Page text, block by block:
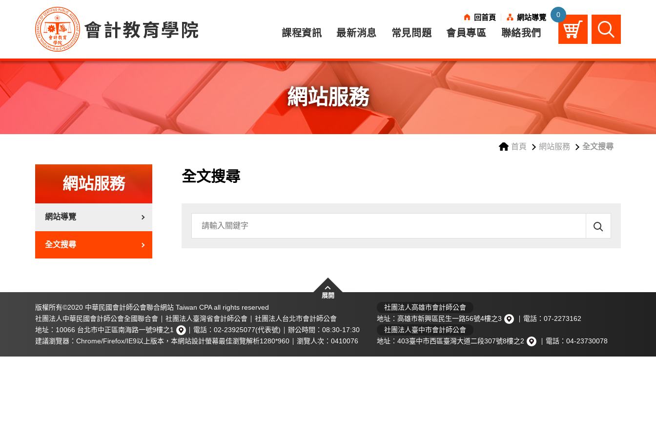
回首頁 網站導覽
課程資訊 最新消息 常見問題 會員專區 聯絡我們
課
程
0
網站服務
首頁 網站服務 全文搜尋
網站服務
網站導覽
全文搜尋
全文搜尋
展開
全部課程
董事進修時數課程
會計主管、董事進修時數課程
全部消息
活動花絮
會計專業認證
注意事項
優惠折扣
會員登入
忘記密碼
加入會員
聯絡我們
版權所有©2020 中華民國會計師公會聯合網站 Taiwan CPA all rights reserved
社團法人中華民國會計師公會全國聯合會
社團法人臺灣省會計師公會
社團法人台北市會計師公會
地址：10066 台北市中正區南海路一號9樓之1
電話：02-23925077(代表號)
辦公時間：08:30-17:30
建議瀏覽器：Chrome/Firefox/IE9以上版本， 本網站設計螢幕最佳瀏覽解析1280*960 瀏覽人次：0410076
社團法人高雄市會計師公會
地址：高雄市新興區民生一路56號4樓之3
電話：07-2273162
社團法人臺中市會計師公會
地址：403臺中市西區臺灣大道二段307號8樓之2
電話：04-23730078